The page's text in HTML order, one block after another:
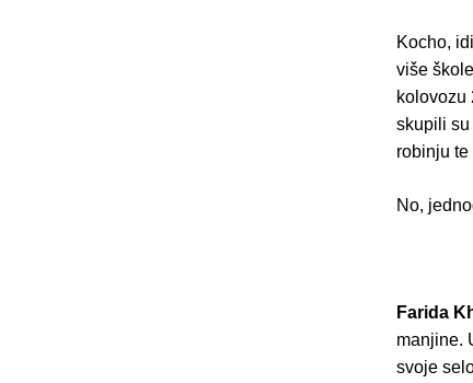
Kocho,
više
kolovozu
skupili su
robinju
No,
Farida
manjine.
svoje